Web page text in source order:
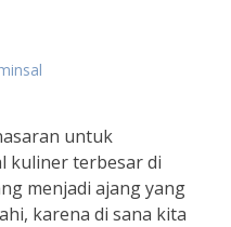
untuk
kuliner terbesar di
menjadi ajang yang
karena di sana kita